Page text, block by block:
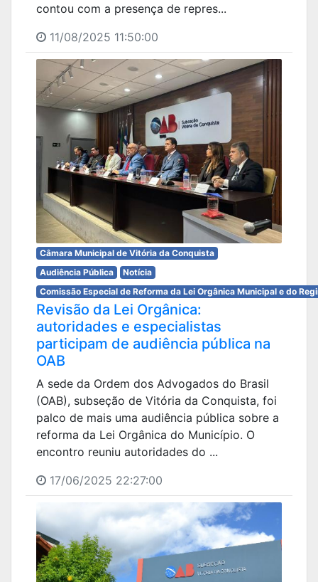
contou com a presença de repres...
11/08/2025 11:50:00
Câmara Municipal de Vitória da Conquista
Audiência Pública
Notícia
Comissão Especial de Reforma da Lei Orgânica Municipal e do
Revisão da Lei Orgânica:
autoridades e especialistas
participam de audiência pública na
OAB
A sede da Ordem dos Advogados do Brasil
(OAB), subseção de Vitória da Conquista, foi
palco de mais uma audiência pública sobre a
reforma da Lei Orgânica do Município. O
encontro reuniu autoridades do ...
17/06/2025 22:27:00